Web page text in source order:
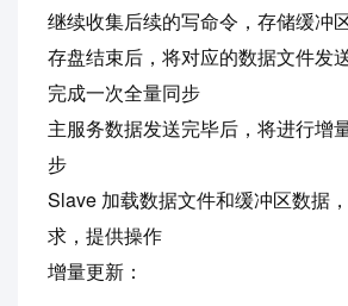
继续收集后续的写命令，存储缓冲
存盘结束后，将对应的数据文件发
完成一次全量同步
主服务数据发送完毕后，将进行增
步
Slave 加载数据文件和缓冲区数据
求，提供操作
增量更新：